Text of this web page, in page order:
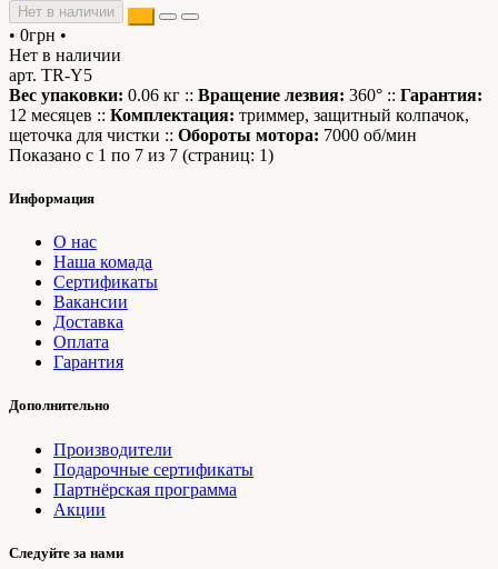
Нет в наличии
• 0грн •
Нет в наличии
арт. TR-Y5
Вес упаковки: 0.06 кг :: Вращение лезвия: 360° :: Гарантия:
12 месяцев :: Комплектация: триммер, защитный колпачок,
щеточка для чистки :: Обороты мотора: 7000 об/мин
Показано с 1 по 7 из 7 (страниц: 1)
Информация
О нас
Наша комада
Сертификаты
Вакансии
Доставка
Оплата
Гарантия
Дополнительно
Производители
Подарочные сертификаты
Партнёрская программа
Акции
Следуйте за нами